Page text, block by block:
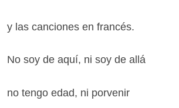
y las canciones en francés.
No soy de aquí, ni soy de allá
no tengo edad, ni porvenir